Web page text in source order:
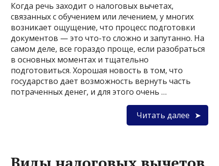
Когда речь заходит о налоговых вычетах,
связанных с обучением или лечением, у многих
возникает ощущение, что процесс подготовки
документов — это что-то сложно и запутанно. На
самом деле, все гораздо проще, если разобраться
в основных моментах и тщательно
подготовиться. Хорошая новость в том, что
государство дает возможность вернуть часть
потраченных денег, и для этого очень …
Читать далее